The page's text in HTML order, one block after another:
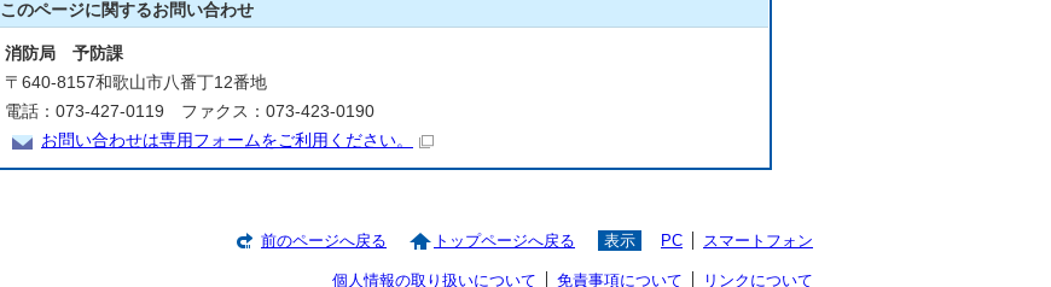
このページに関するお問い合わせ
消防局 予防課
〒640-8157和歌山市八番丁12番地
電話：073-427-0119 ファクス：073-423-0190
お問い合わせは専用フォームをご利用ください。
前のページへ戻る トップページへ戻る 表示 PC スマートフォン
個人情報の取り扱いについて 免責事項について リンクについて